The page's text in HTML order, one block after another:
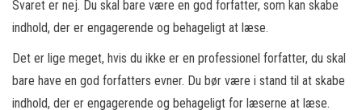
Svaret er nej. Du skal bare være en god forfatter, som kan skabe
indhold, der er engagerende og behageligt at læse.
Det er lige meget, hvis du ikke er en professionel forfatter, du skal
bare have en god forfatters evner. Du bør være i stand til at skabe
indhold, der er engagerende og behageligt for læserne at læse.